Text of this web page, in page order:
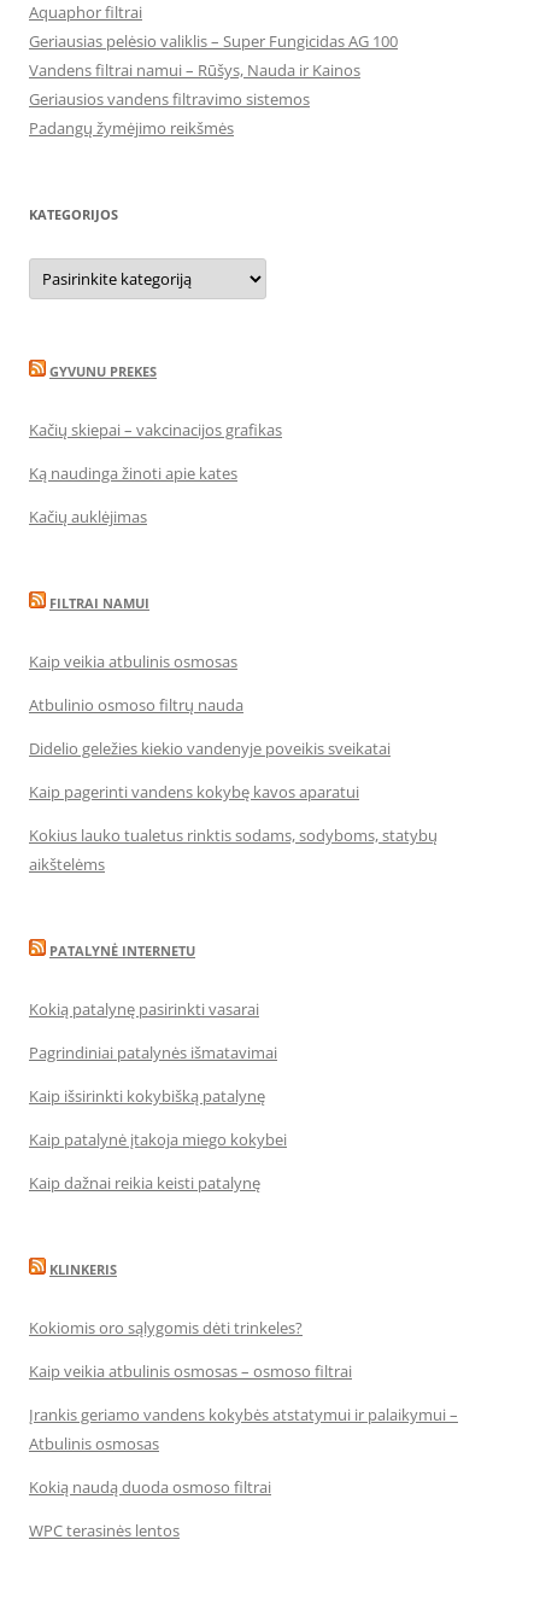
Aquaphor filtrai
Geriausias pelėsio valiklis – Super Fungicidas AG 100
Vandens filtrai namui – Rūšys, Nauda ir Kainos
Geriausios vandens filtravimo sistemos
Padangų žymėjimo reikšmės
KATEGORIJOS
Kategorijos
GYVUNU PREKES
Kačių skiepai – vakcinacijos grafikas
Ką naudinga žinoti apie kates
Kačių auklėjimas
FILTRAI NAMUI
Kaip veikia atbulinis osmosas
Atbulinio osmoso filtrų nauda
Didelio geležies kiekio vandenyje poveikis sveikatai
Kaip pagerinti vandens kokybę kavos aparatui
Kokius lauko tualetus rinktis sodams, sodyboms, statybų
aikštelėms
PATALYNĖ INTERNETU
Kokią patalynę pasirinkti vasarai
Pagrindiniai patalynės išmatavimai
Kaip išsirinkti kokybišką patalynę
Kaip patalynė įtakoja miego kokybei
Kaip dažnai reikia keisti patalynę
KLINKERIS
Kokiomis oro sąlygomis dėti trinkeles?
Kaip veikia atbulinis osmosas – osmoso filtrai
Įrankis geriamo vandens kokybės atstatymui ir palaikymui –
Atbulinis osmosas
Kokią naudą duoda osmoso filtrai
WPC terasinės lentos